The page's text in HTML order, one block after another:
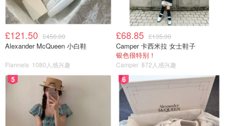
£121.50 £450.00
Alexander McQueen 小白鞋
Flannels 1080人感兴趣
£68.85 £135.00
Camper 卡西米拉 女士鞋子
银色很特别！
Camper 872人感兴趣
5 6